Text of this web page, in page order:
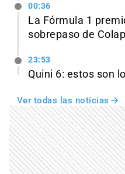
00:36
La Fórmula 1
sobrepaso de
23:53
Quini 6: estos son
Ver todas las noticias